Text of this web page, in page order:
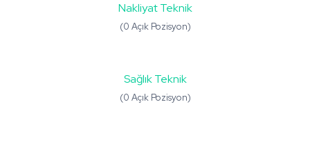
Nakliyat Teknik
(0 Açık Pozisyon)
Sağlık Teknik
(0 Açık Pozisyon)